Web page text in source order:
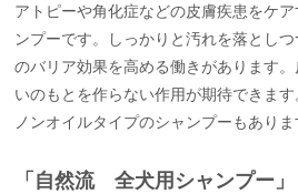
アトピーや角化症などの皮膚疾患をケ
ンプーです。しっかりと汚れを落とし
のバリア効果を高める働きがあります
いのもとを作らない作用が期待できます
ノンオイルタイプのシャンプーもありま
「自然流 全犬用シャンプー」